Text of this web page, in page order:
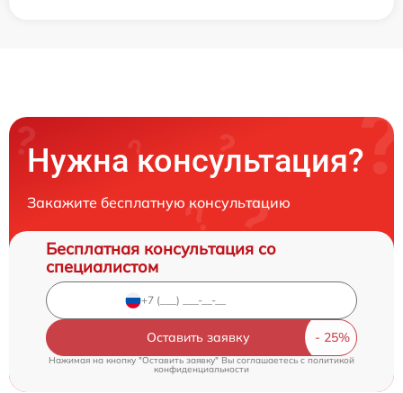
Нужна консультация?
Закажите бесплатную консультацию
Бесплатная консультация со
специалистом
Оставить заявку
Нажимая на кнопку "Оставить заявку" Вы соглашаетесь cполитикой
конфиденциальности